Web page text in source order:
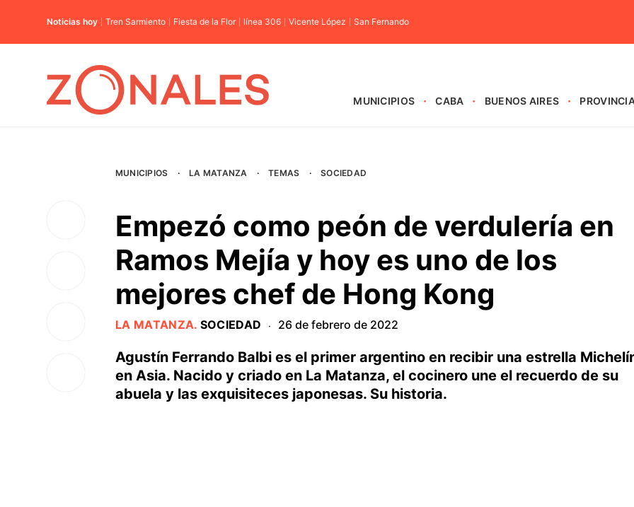
Noticias hoy Tren Sarmiento Fiesta de la Flor línea 306 Vicente López San Fernando
MUNICIPIOS CABA BUENOS AIRES
MUNICIPIOS · LA MATANZA · TEMAS · SOCIEDAD
Empezó como peón de verdulería en
Ramos Mejía y hoy es uno de los
mejores chef de Hong Kong
LA MATANZA. SOCIEDAD · 26 de febrero de 2022
Agustín Ferrando Balbi es el primer argentino en recibir una estrella
en Asia. Nacido y criado en La Matanza, el cocinero une el recuerdo de su
abuela y las exquisiteces japonesas. Su historia.